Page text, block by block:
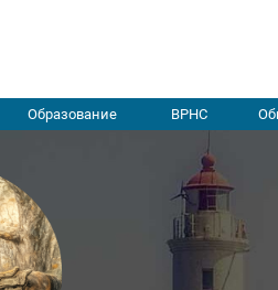
Образование ВРНС